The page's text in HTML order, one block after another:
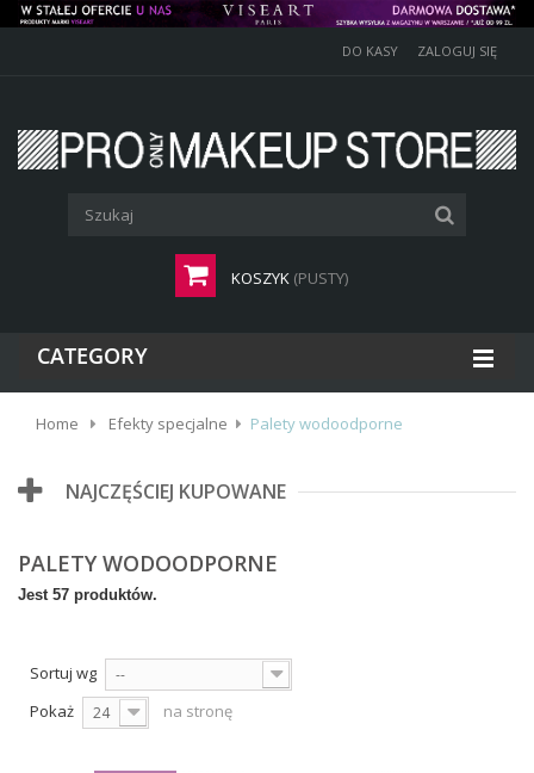
DO KASY ZALOGUJ SIĘ
KOSZYK (PUSTY)
CATEGORY
Home Efekty specjalne Palety wodoodporne
NAJCZĘŚCIEJ KUPOWANE
PALETY WODOODPORNE
Jest 57 produktów.
Sortuj wg --
Pokaż 24 na stronę